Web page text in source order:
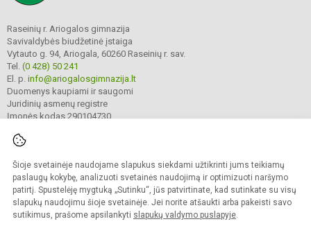
Šioje svetainėje naudojame slapukus siekdami užtikrinti jums teikiamų
paslaugų kokybę, analizuoti svetainės naudojimą ir optimizuoti naršymo
patirtį. Spustelėję mygtuką „Sutinku“, jūs patvirtinate, kad sutinkate su visų
slapukų naudojimu šioje svetainėje. Jei norite atšaukti arba pakeisti savo
sutikimus, prašome apsilankyti slapukų valdymo puslapyje.
Raseinių r. Ariogalos gimnazija
Savivaldybės biudžetinė įstaiga
Vytauto g. 94, Ariogala, 60260 Raseinių r. sav.
Tel. (0 428) 50 241
El. p. info@ariogalosgimnazija.lt
Duomenys kaupiami ir saugomi
Juridinių asmenų registre
Įmonės kodas 290104730
© 2022. Raseinių r. Ariogalos gimnazija. Visos teisės saugomos.
Kopijuoti turinį be raštiško gimnazijos sutikimo griežtai draudžiama.
Prieinamumo paraiška Slapukų valdymas
Sumanus būdas atnaujinti